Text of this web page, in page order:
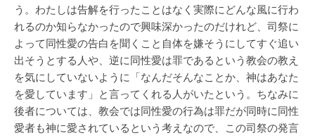
う。わたしは告解を行ったことはなく実際にどんな風に行わ
れるのか知らなかったので興味深かったのだけれど、司祭に
よって同性愛の告白を聞くこと自体を嫌そうにしてすぐ追い
出そうとする人や、逆に同性愛は罪であるという教会の教え
を気にしていないように「なんだそんなことか、神はあなた
を愛しています」と言ってくれる人がいたという。ちなみに
後者については、教会では同性愛の行為は罪だが同時に同性
愛者も神に愛されているという考えなので、この司祭の発言